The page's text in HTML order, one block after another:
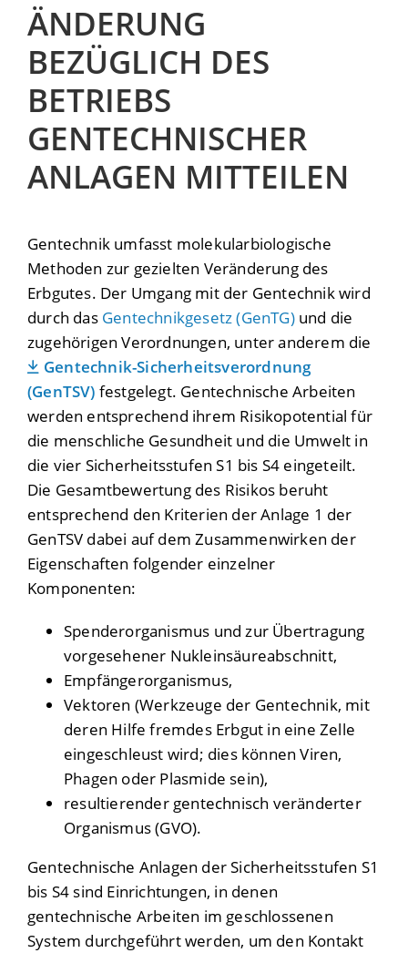
ÄNDERUNG
BEZÜGLICH DES
BETRIEBS
GENTECHNISCHER
ANLAGEN MITTEILEN
Gentechnik umfasst molekularbiologische
Methoden zur gezielten Veränderung des
Erbgutes. Der Umgang mit der Gentechnik wird
durch das Gentechnikgesetz (GenTG)und die
zugehörigen Verordnungen, unter anderem die
Gentechnik-Sicherheitsverordnung
(GenTSV) festgelegt. Gentechnische Arbeiten
werden entsprechend ihrem Risikopotential für
die menschliche Gesundheit und die Umwelt in
die vier Sicherheitsstufen S1 bis S4 eingeteilt.
Die Gesamtbewertung des Risikos beruht
entsprechend den Kriterien der Anlage 1 der
GenTSV dabei auf dem Zusammenwirken der
Eigenschaften folgender einzelner
Komponenten:
Spenderorganismus und zur Übertragung
vorgesehener Nukleinsäureabschnitt,
Empfängerorganismus,
Vektoren (Werkzeuge der Gentechnik, mit
deren Hilfe fremdes Erbgut in eine Zelle
eingeschleust wird; dies können Viren,
Phagen oder Plasmide sein),
resultierender gentechnisch veränderter
Organismus (GVO).
Gentechnische Anlagen der Sicherheitsstufen S1
bis S4 sind Einrichtungen, in denen
gentechnische Arbeiten im geschlossenen
System durchgeführt werden, um den Kontakt